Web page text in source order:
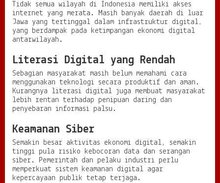
Tidak semua wilayah di Indonesia memiliki akses
internet yang merata. Masih banyak daerah di luar
Jawa yang tertinggal dalam infrastruktur digital,
yang berdampak pada ketimpangan ekonomi digital
antarwilayah.
Literasi Digital yang Rendah
Sebagian masyarakat masih belum memahami cara
menggunakan teknologi secara produktif dan aman.
Kurangnya literasi digital juga membuat masyarakat
lebih rentan terhadap penipuan daring dan
penyebaran informasi palsu.
Keamanan Siber
Semakin besar aktivitas ekonomi digital, semakin
tinggi pula risiko kebocoran data dan serangan
siber. Pemerintah dan pelaku industri perlu
memperkuat sistem keamanan digital agar
kepercayaan publik tetap terjaga.